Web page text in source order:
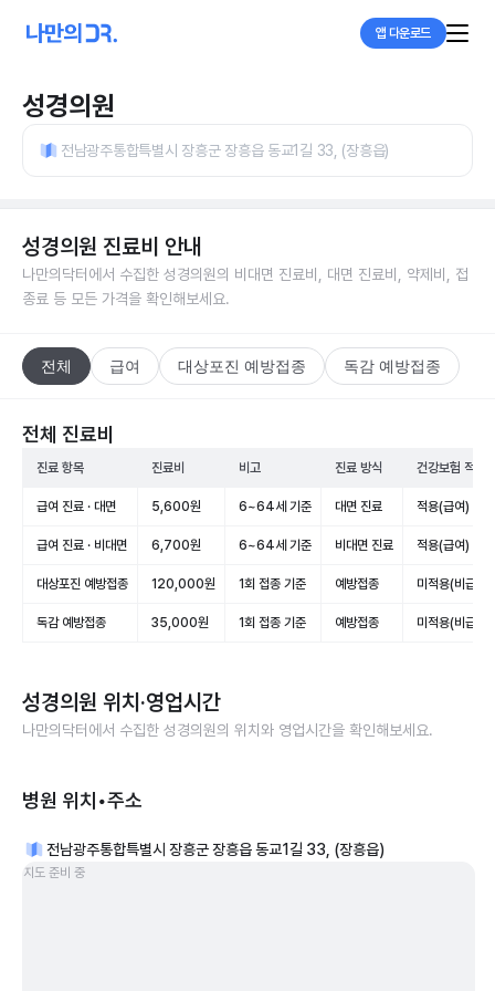
앱 다운로드
성경의원
전남광주통합특별시 장흥군 장흥읍 동교1길 33, (장흥읍)
성경의원 진료비 안내
나만의닥터에서 수집한 성경의원의 비대면 진료비, 대면 진료비, 약제비, 접
종료 등 모든 가격을 확인해보세요.
전체 급여 대상포진 예방접종 독감 예방접종
전체 진료비
진료 항목 진료비 비고 진료 방식 건강보험 적용
급여 진료 · 대면 5,600원 6~64세 기준 대면 진료 적용(급여)
급여 진료 · 비대면 6,700원 6~64세 기준 비대면 진료 적용(급여)
대상포진 예방접종 120,000원 1회 접종 기준 예방접종 미적용(비급여)
독감 예방접종 35,000원 1회 접종 기준 예방접종 미적용(비급여)
성경의원 위치·영업시간
나만의닥터에서 수집한 성경의원의 위치와 영업시간을 확인해보세요.
병원 위치•주소
전남광주통합특별시 장흥군 장흥읍 동교1길 33, (장흥읍)
지도 준비 중